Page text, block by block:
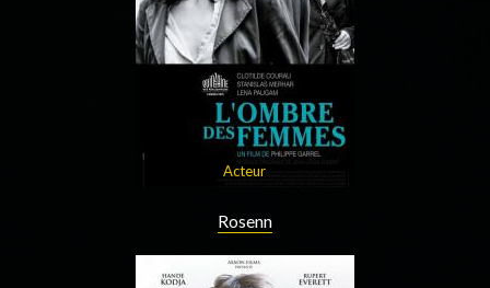
Acteur
Rosenn